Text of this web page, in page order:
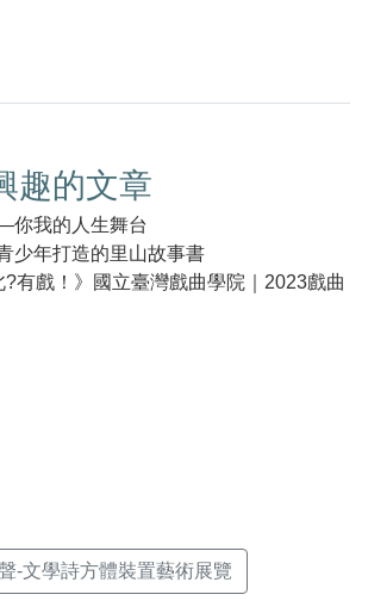
趣的文章
你我的人生舞台
少年打造的里山故事書
?有戲！》國立臺灣戲曲學院｜2023戲曲
-文學詩方體裝置藝術展覽